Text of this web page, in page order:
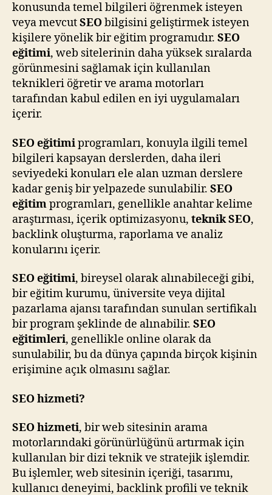
konusunda temel bilgileri öğrenmek isteyen
veya mevcutSEObilgisini geliştirmek isteyen
kişilere yönelik bir eğitim programıdır. SEO
eğitimi, web sitelerinin daha yüksek sıralarda
görünmesini sağlamak için kullanılan
teknikleri öğretir ve arama motorları
tarafından kabul edilen en iyi uygulamaları
içerir.
SEO eğitimiprogramları, konuyla ilgili temel
bilgileri kapsayan derslerden, daha ileri
seviyedeki konuları ele alan uzman derslere
kadar geniş bir yelpazede sunulabilir. SEO
eğitimprogramları, genellikle anahtar kelime
araştırması, içerik optimizasyonu, teknik SEO,
backlink oluşturma, raporlama ve analiz
konularını içerir.
SEO eğitimi, bireysel olarak alınabileceği gibi,
bir eğitim kurumu, üniversite veya dijital
pazarlama ajansı tarafından sunulan sertifikalı
bir program şeklinde de alınabilir. SEO
eğitimleri, genellikle online olarak da
sunulabilir, bu da dünya çapında birçok kişinin
erişimine açık olmasını sağlar.
SEO hizmeti?
SEO hizmeti, bir web sitesinin arama
motorlarındaki görünürlüğünü artırmak için
kullanılan bir dizi teknik ve stratejik işlemdir.
Bu işlemler, web sitesinin içeriği, tasarımı,
kullanıcı deneyimi, backlink profili ve teknik